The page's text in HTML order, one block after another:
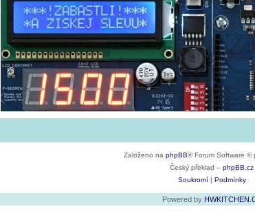
Založeno na phpBB® Forum Software ©
Český překlad – phpBB.cz
Soukromí| Podmínky
Powered by